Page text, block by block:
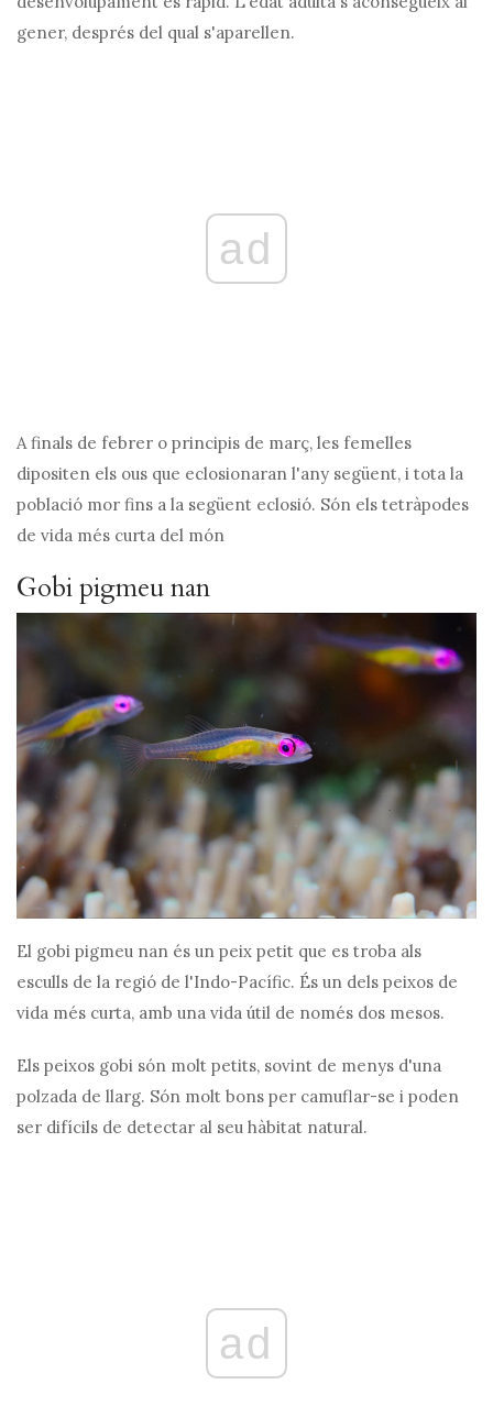
gener, després del qual s'aparellen.
ad
A finals de febrer o principis de març, les femelles
dipositen els ous que eclosionaran l'any següent, i tota la
població mor fins a la següent eclosió. Són els tetràpodes
de vida més curta del món
Gobi pigmeu nan
El gobi pigmeu nan és un peix petit que es troba als
esculls de la regió de l'Indo-Pacífic. És un dels peixos de
vida més curta, amb una vida útil de només dos mesos.
Els peixos gobi són molt petits, sovint de menys d'una
polzada de llarg. Són molt bons per camuflar-se i poden
ser difícils de detectar al seu hàbitat natural.
ad